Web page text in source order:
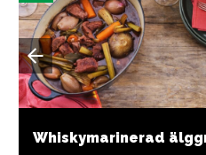
Whiskymarinerad